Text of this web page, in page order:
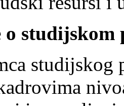
studijskom
studijskog